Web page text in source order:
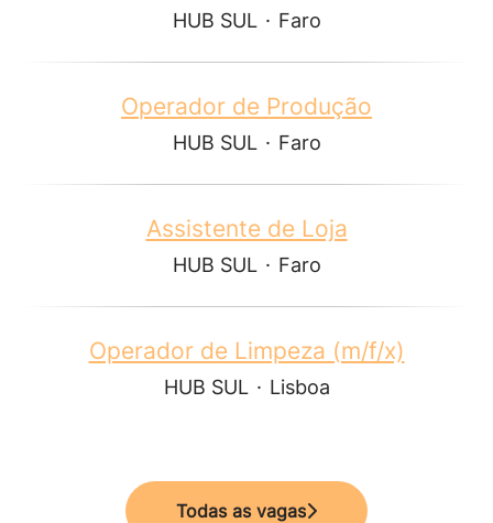
HUB SUL · Faro
Operador de Produção
HUB SUL · Faro
Assistente de Loja
HUB SUL · Faro
Operador de Limpeza (m/f/x)
HUB SUL · Lisboa
Todas as vagas